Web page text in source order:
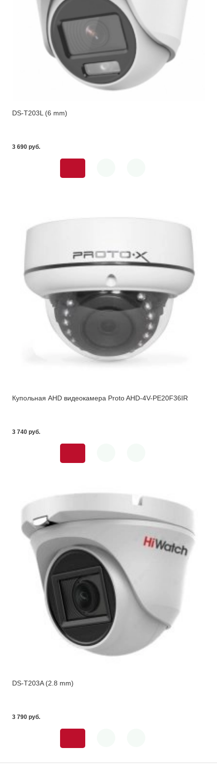
DS-T203L (6 mm)
3 690 pуб.
Купольная AHD видеокамера Proto AHD-4V-PE20F36IR
3 740 pуб.
DS-T203A (2.8 mm)
3 790 pуб.